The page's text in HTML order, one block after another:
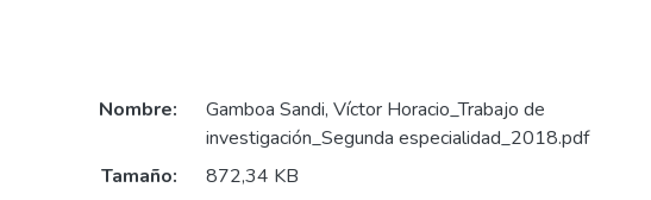
Nombre:
Gamboa Sandi, Víctor Horacio_Trabajo de
investigación_Segunda especialidad_2018.pdf
Tamaño:
872,34 KB